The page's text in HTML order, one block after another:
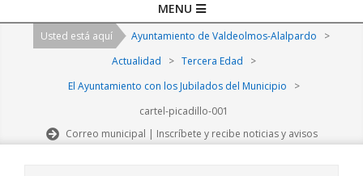
Navigation
MENU
Usted está aquí Ayuntamiento de Valdeolmos-Alalpardo
>
Actualidad
> Tercera Edad
>
El Ayuntamiento con los Jubilados del Municipio
>
cartel-picadillo-001
Correo municipal | Inscríbete y recibe noticias y avisos